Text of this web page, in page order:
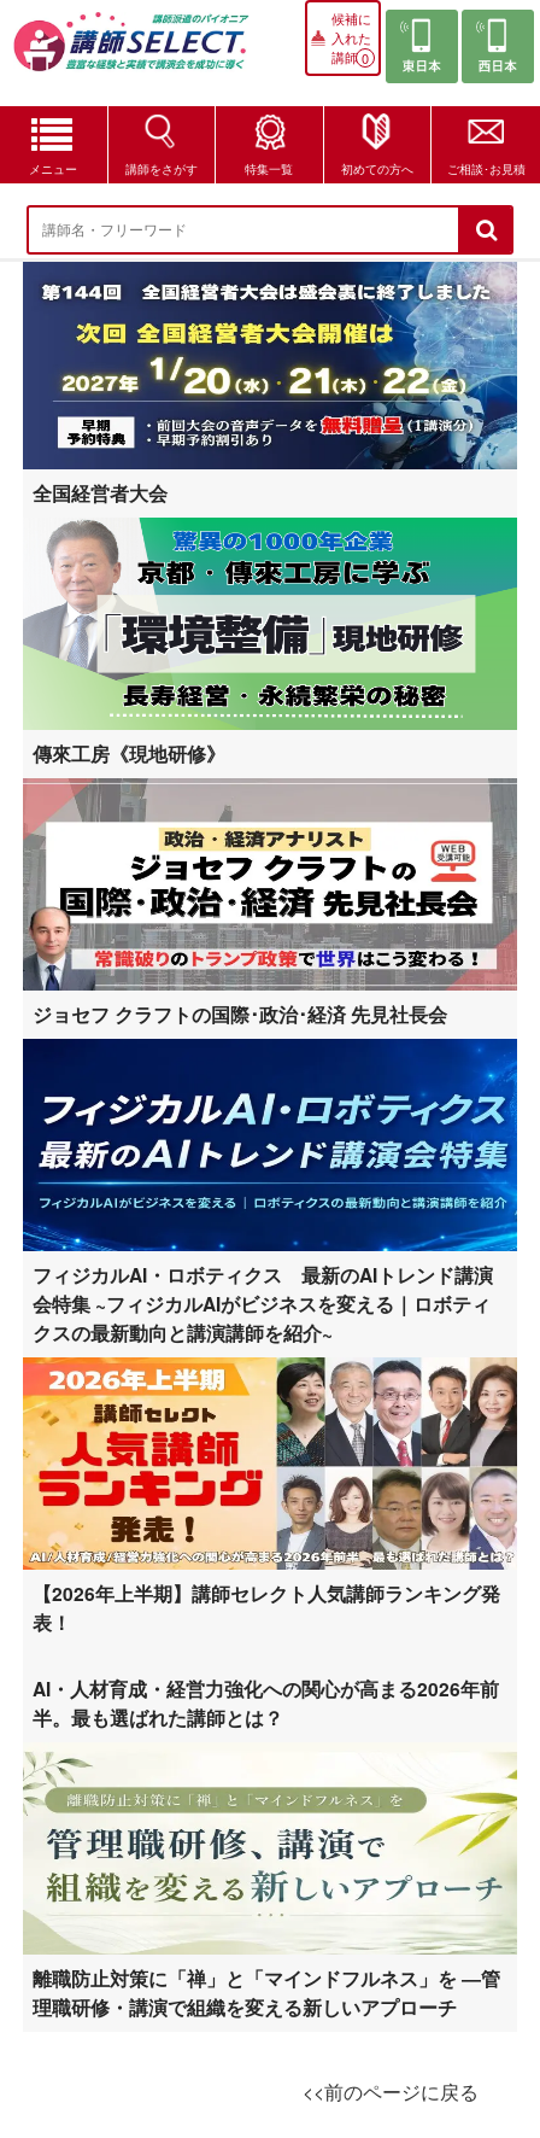
候補に
入れた
講師0
メニュー 講師をさがす 特集一覧 初めての方へ ご相談･お見積
講師をさがす
特集一覧
講師セレクトが選ばれる理由
ブログ・コラム
はじめての方へ
ご相談・お見積
全国経営者大会
傳來工房《現地研修》
ジョセフ クラフトの国際･政治･経済 先見社長会
フィジカルAI・ロボティクス 最新のAIトレンド講演
会特集 ~フィジカルAIがビジネスを変える｜ロボティ
クスの最新動向と講演講師を紹介~
【2026年上半期】講師セレクト人気講師ランキング発
表！
AI・人材育成・経営力強化への関心が高まる2026年前
半。最も選ばれた講師とは？
離職防止対策に「禅」と「マインドフルネス」を ―管
理職研修・講演で組織を変える新しいアプローチ
<<前のページに戻る